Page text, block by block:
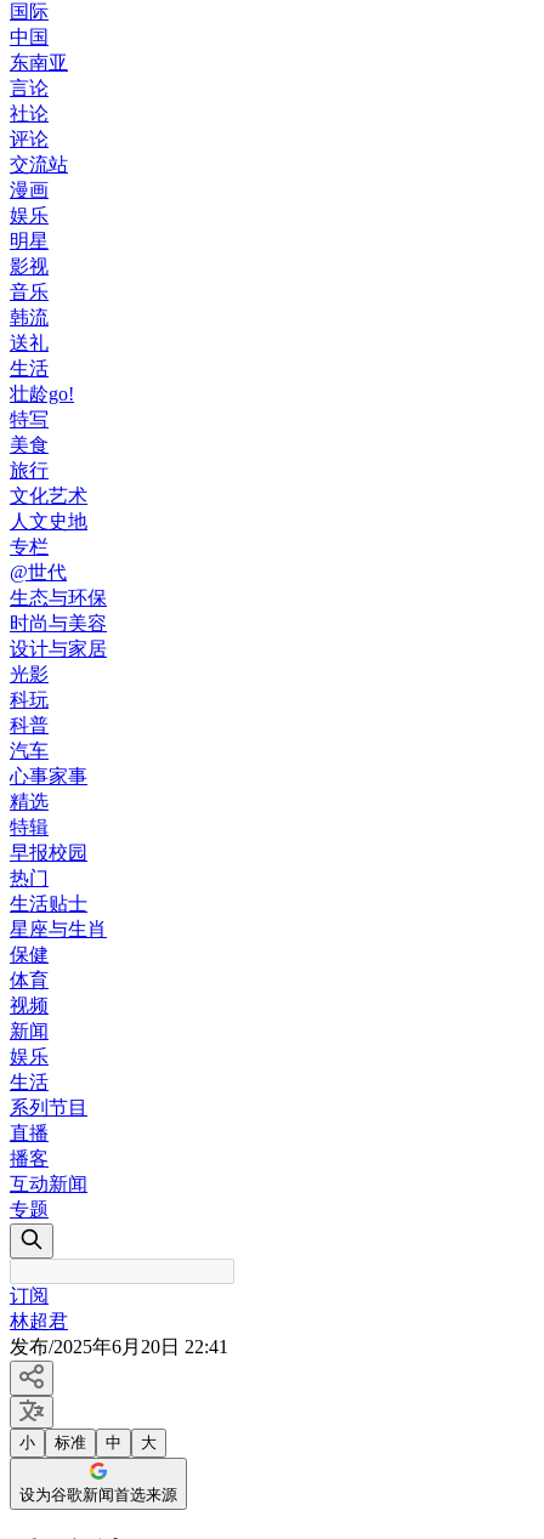
国际
中国
东南亚
言论
社论
评论
交流站
漫画
娱乐
明星
影视
音乐
韩流
送礼
生活
壮龄go!
特写
美食
旅行
文化艺术
人文史地
专栏
@世代
生态与环保
时尚与美容
设计与家居
光影
科玩
科普
汽车
心事家事
精选
特辑
早报校园
热门
生活贴士
星座与生肖
保健
体育
视频
新闻
娱乐
生活
系列节目
直播
播客
互动新闻
专题
订阅
林超君
发布/2025年6月20日 22:41
小 标准 中 大
设为谷歌新闻首选来源